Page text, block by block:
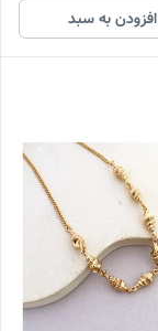
افزودن به سبد